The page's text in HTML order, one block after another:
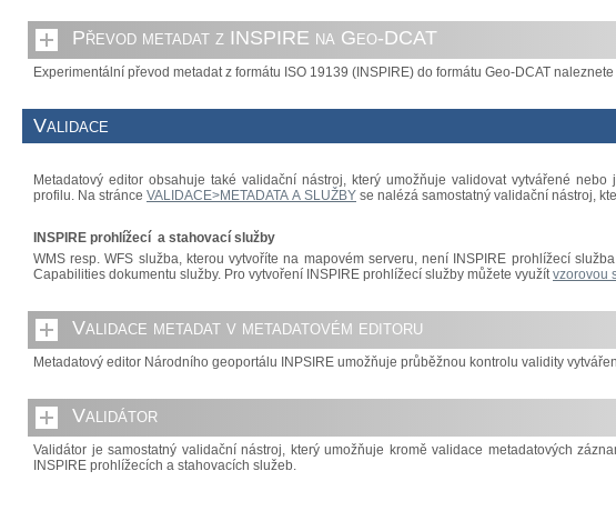
Převod metadat z INSPIRE na Geo-DCAT
Experimentální převod metadat z formátu ISO 19139 (INSPIRE) do formátu Geo-DCAT
Validace
Metadatový editor obsahuje také validační nástroj, který umožňuje validovat vytvářené
profilu. Na stránce VALIDACE>METADATA A SLUŽBY se nalézá samostatný validační nástroj,
INSPIRE prohlížecí a stahovací služby
WMS resp. WFS služba, kterou vytvoříte na mapovém serveru, není INSPIRE prohlížecí
Capabilities dokumentu služby. Pro vytvoření INSPIRE prohlížecí služby můžete využítvzorovou
Validace metadat v metadatovém editoru
Metadatový editor Národního geoportálu INPSIRE umožňuje průběžnou kontrolu validity
Validátor
Validátor je samostatný validační nástroj, který umožňuje kromě validace metadatových
INSPIRE prohlížecích a stahovacích služeb.